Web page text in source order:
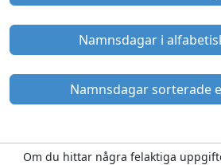
Namnsdagar i
Namnsdagar sorterade
Om du hittar några felaktiga